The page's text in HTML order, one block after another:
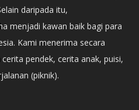
daripada itu,
menjadi kawan baik bagi para
Kami menerima secara
pendek, cerita anak, puisi,
(piknik).